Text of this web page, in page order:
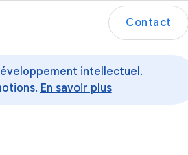
Contact
intellectuel.
En savoir plus